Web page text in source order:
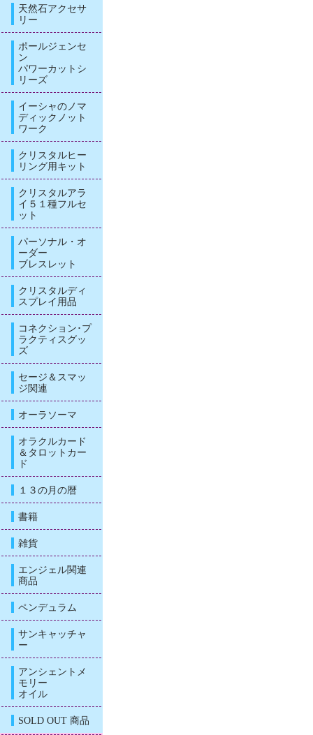
天然石アクセサ
リー
ポールジェンセ
ン
パワーカットシ
リーズ
イーシャのノマ
ディックノット
ワーク
クリスタルヒー
リング用キット
クリスタルアラ
イ５１種フルセ
ット
パーソナル・オ
ーダー
ブレスレット
クリスタルディ
スプレイ用品
コネクション･プ
ラクティスグッ
ズ
セージ＆スマッ
ジ関連
オーラソーマ
オラクルカード
＆タロットカー
ド
１３の月の暦
書籍
雑貨
エンジェル関連
商品
ペンデュラム
サンキャッチャ
ー
アンシェントメ
モリー
オイル
SOLD OUT 商品